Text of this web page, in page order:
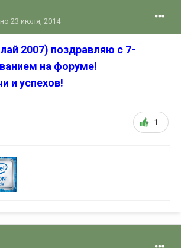
23 июля, 2014
2007) поздравляю с 7-
на форуме!
и успехов!
1